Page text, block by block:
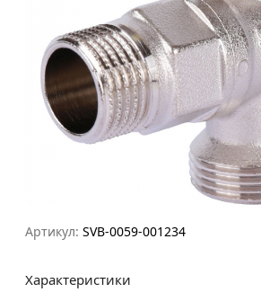
Артикул: SVB-0059-001234
Характеристики